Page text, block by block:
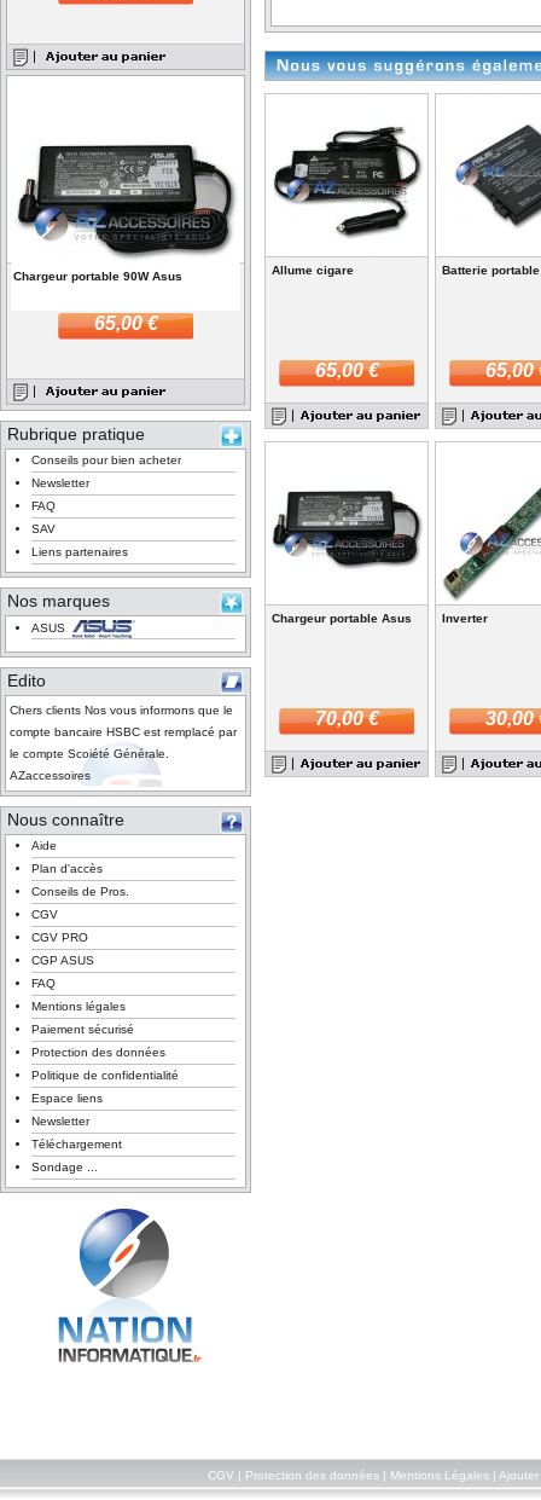
Chargeur portable 90W Asus
65,00 €
Rubrique pratique
Conseils pour bien acheter
Newsletter
FAQ
SAV
Liens partenaires
Nos marques
ASUS
Edito
Chers clients Nos vous informons que le
compte bancaire HSBC est remplacé par
le compte Scoiété Générale.
AZaccessoires
Nous connaître
Aide
Plan d'accès
Conseils de Pros.
CGV
CGV PRO
CGP ASUS
FAQ
Mentions légales
Paiement sécurisé
Protection des données
Politique de confidentialité
Espace liens
Newsletter
Téléchargement
Sondage ...
Allume cigare
65,00 €
Batterie
65,00
Chargeur portable Asus
70,00 €
Inverter
30,00
CGV Protection des données| Mentions Légales| Ajouter